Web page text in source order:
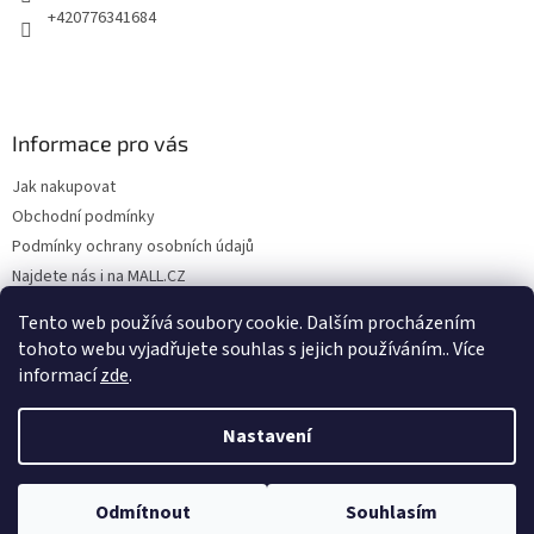
Tento web používá soubory cookie. Dalším procházením
tohoto webu vyjadřujete souhlas s jejich používáním.. Více
informacízde.
Nastavení
Odmítnout Souhlasím
+420776341684
Informace pro vás
Jak nakupovat
Obchodní podmínky
Podmínky ochrany osobních údajů
Najdete nás i na MALL.CZ
Formulář pro uplatnění reklamace
Vytvořil Shoptet
Copyright 2026SP TREND . Všechna práva vyhrazena.